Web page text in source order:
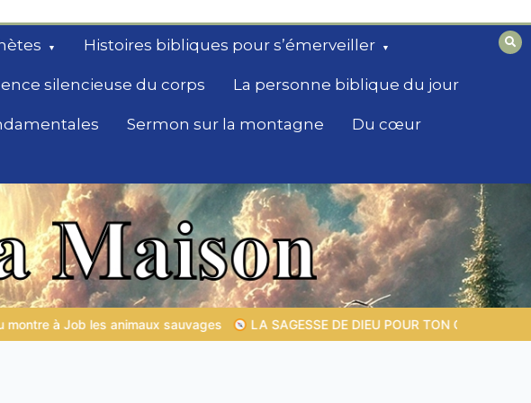
Histoires bibliques pour s’émerveiller
silencieuse du corps La personne biblique du jour
Sermon sur la montagne Du cœur
DIEU POUR TON QUOTIDIEN | Thème 1 : La crainte du Seigneur | 1.7 La